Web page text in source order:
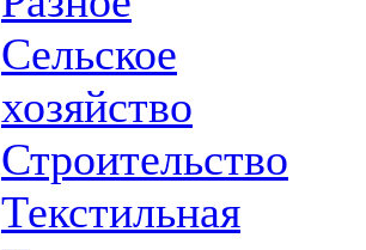
Сельское
хозяйство
Строительство
Текстильная